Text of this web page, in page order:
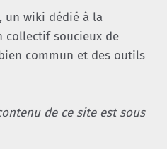
, un wiki dédié à la
collectif soucieux de
commun et des outils
de ce site est sous